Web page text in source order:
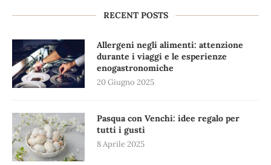
RECENT POSTS
Allergeni negli alimenti: attenzione
durante i viaggi e le esperienze
enogastronomiche
20 Giugno 2025
Pasqua con Venchi: idee regalo per
tutti i gusti
8 Aprile 2025